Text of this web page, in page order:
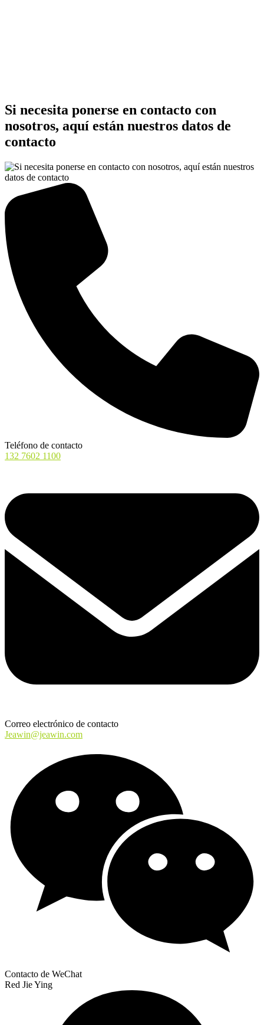
Si necesita ponerse en contacto con
nosotros, aquí están nuestros datos de
contacto
Teléfono de contacto
132 7602 1100
Correo electrónico de contacto
Jeawin@jeawin.com
Contacto de WeChat
Red Jie Ying